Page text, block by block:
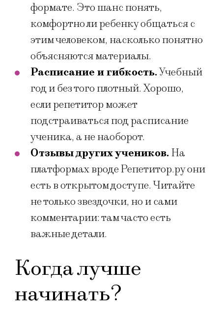
формате. Это шанс понять,
комфортно ли ребенку общаться с
этим человеком, насколько понятно
объясняются материалы.
Расписание и гибкость.Учебный
год и без того плотный. Хорошо,
если репетитор может
подстраиваться под расписание
ученика, а не наоборот.
Отзывы других учеников.На
платформах вроде Репетитор.ру они
есть в открытом доступе. Читайте
не только звездочки, но и сами
комментарии: там часто есть
важные детали.
Когда лучше
начинать?